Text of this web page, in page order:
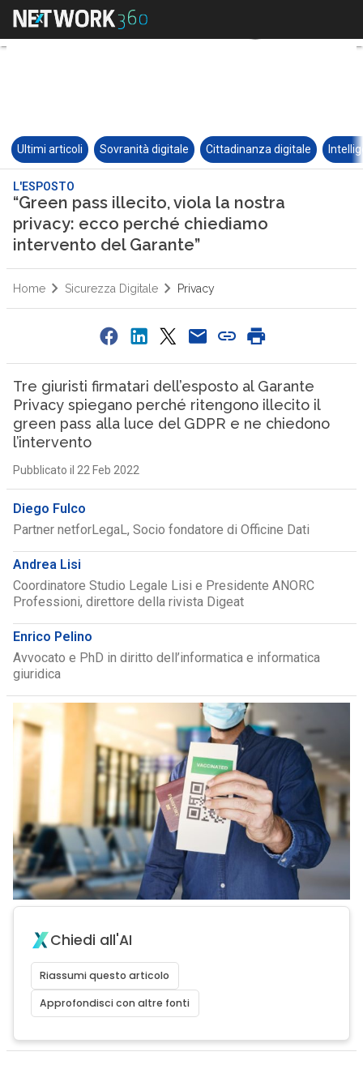
Ultimi articoli Sovranità digitale Cittadinanza digitale
L'ESPOSTO
“Green pass illecito, viola la nostra
privacy: ecco perché chiediamo
intervento del Garante”
Home Sicurezza Digitale Privacy
Tre giuristi firmatari dell’esposto al Garante
Privacy spiegano perché ritengono illecito il
green pass alla luce del GDPR e ne chiedono
l’intervento
Pubblicato il 22 Feb 2022
Diego Fulco
Partner netforLegaL, Socio fondatore di Officine Dati
Andrea Lisi
Coordinatore Studio Legale Lisi e Presidente ANORC
Professioni, direttore della rivista Digeat
Enrico Pelino
Avvocato e PhD in diritto dell’informatica e informatica
giuridica
Chiedi all'AI
Riassumi questo articolo
Approfondisci con altre fonti